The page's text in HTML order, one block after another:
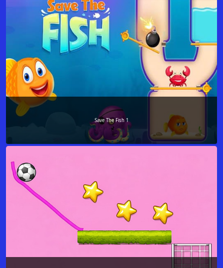
Save The Fish 1